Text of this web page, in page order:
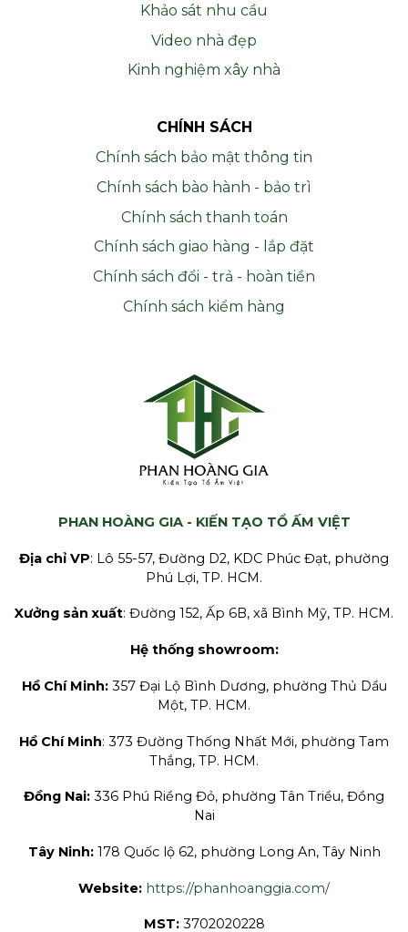
Khảo sát nhu cầu
Video nhà đẹp
Kinh nghiệm xây nhà
CHÍNH SÁCH
Chính sách bảo mật thông tin
Chính sách bào hành - bảo trì
Chính sách thanh toán
Chính sách giao hàng - lắp đặt
Chính sách đổi - trả - hoàn tiền
Chính sách kiểm hàng
PHAN HOÀNG GIA - KIẾN TẠO TỔ ẤM VIỆT
Địa chỉ VP: Lô 55-57, Đường D2, KDC Phúc Đạt, phường
Phú Lợi, TP. HCM.
Xưởng sản xuất: Đường 152, Ấp 6B, xã Bình Mỹ, TP. HCM.
Hệ thống showroom:
Hồ Chí Minh:357 Đại Lộ Bình Dương, phường Thủ Dầu
Một, TP. HCM.
Hồ Chí Minh: 373 Đường Thống Nhất Mới, phường Tam
Thắng, TP. HCM.
Đồng Nai: 336 Phú Riềng Đỏ, phường Tân Triều, Đồng
Nai
Tây Ninh:178 Quốc lộ 62, phường Long An, Tây Ninh
Website: https://phanhoanggia.com/
MST:3702020228